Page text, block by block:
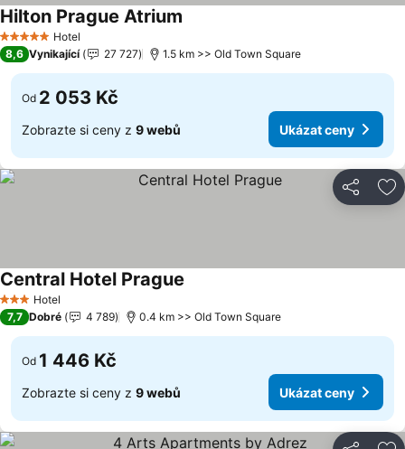
5 Počet hvězdiček
Hotel
Hilton Prague Atrium
8,6 Vynikající 27 727 1.5 km >> Old Town Square
Od 2 053 Kč
Zobrazte si ceny z 9 webů Ukázat ceny
Sdílet
3 Počet hvězdiček
Hotel
Central Hotel Prague
7,7 Dobré 4 789 0.4 km >> Old Town Square
Od 1 446 Kč
Zobrazte si ceny z 9 webů Ukázat ceny